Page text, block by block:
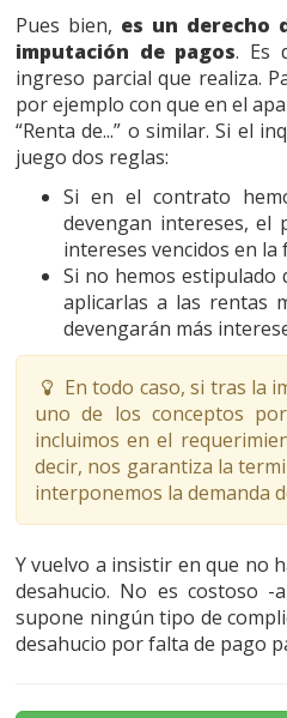
Pues bien, es un derecho
imputación de pagos. Es
ingreso parcial que realiza.
por ejemplo con que en el
“Renta de...” o similar. Si el
juego dos reglas:
Si en el contrato
devengan intereses,
intereses vencidos en la
Si no hemos estipulado
aplicarlas a las rentas
devengarán más
En todo caso, si tras la
uno de los conceptos
incluimos en el
decir, nos garantiza la
interponemos la demanda
Y vuelvo a insistir en que no
desahucio. No es costoso
supone ningún tipo de
desahucio por falta de pago